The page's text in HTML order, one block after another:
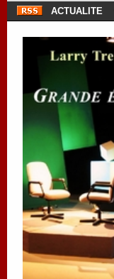
ACTUALITE